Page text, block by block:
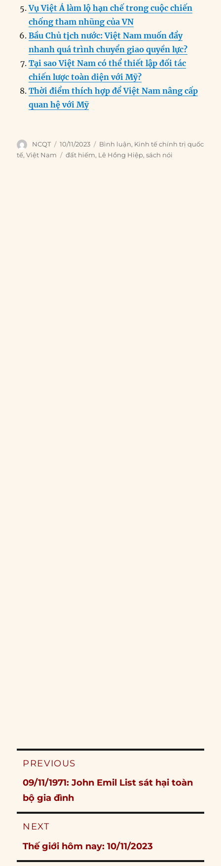
Vụ Việt Á làm lộ hạn chế trong cuộc chiến
chống tham nhũng của VN
Bầu Chủ tịch nước: Việt Nam muốn đẩy
nhanh quá trình chuyển giao quyền lực?
Tại sao Việt Nam có thể thiết lập đối tác
chiến lược toàn diện với Mỹ?
Thời điểm thích hợp để Việt Nam nâng cấp
quan hệ với Mỹ
Author
NCQT
Posted
on
10/11/2023 Categories
Bình luận, Kinh tế chính trị quốc
tế,Việt Nam Tags
đất hiếm, Lê Hồng Hiệp,sách nói
Post
PREVIOUS
Previous
post:
09/11/1971: John Emil List sát hại toàn
bộ gia đình
NEXT
Next
post:
Thế giới hôm nay: 10/11/2023